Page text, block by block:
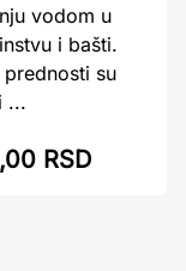
vodom u
i bašti.
prednosti su
...
RSD